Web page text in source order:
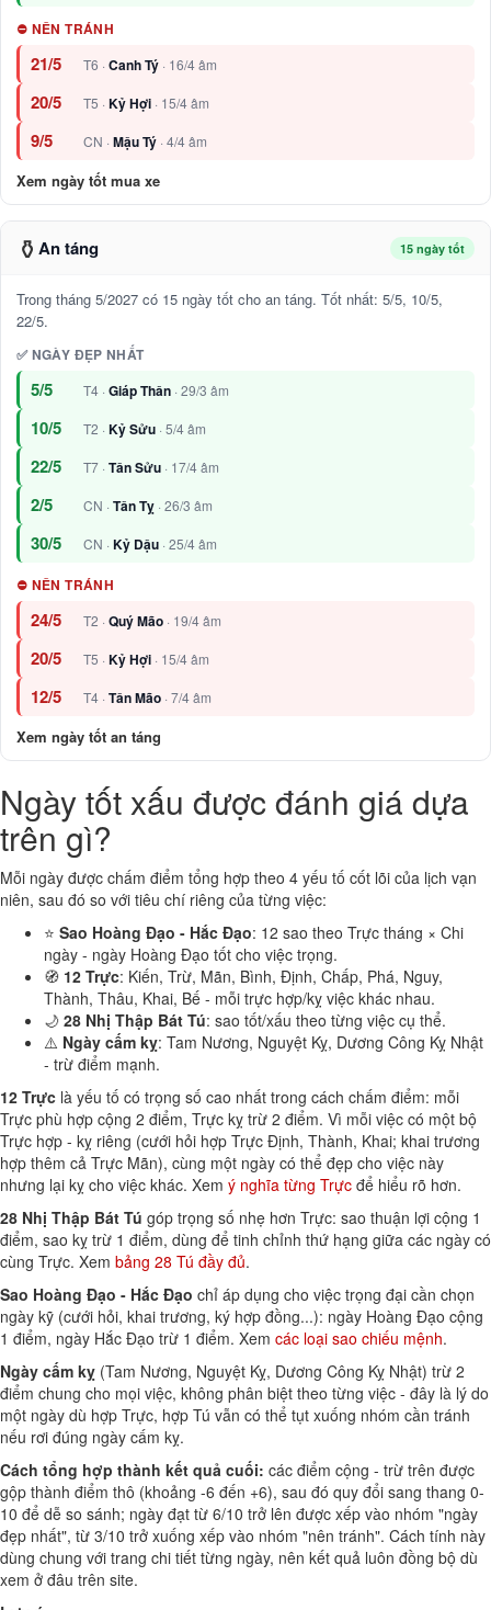
⛔ NÊN TRÁNH
21/5 T6 ·Canh Tý · 16/4 âm
20/5 T5 ·Kỷ Hợi · 15/4 âm
9/5 CN ·Mậu Tý · 4/4 âm
Xem ngày tốt mua xe
⚱️ An táng 15 ngày tốt
Trong tháng 5/2027 có 15 ngày tốt cho an táng. Tốt nhất: 5/5, 10/5,
22/5.
✅ NGÀY ĐẸP NHẤT
5/5 T4 · Giáp Thân · 29/3 âm
10/5 T2 · Kỷ Sửu · 5/4 âm
22/5 T7 · Tân Sửu · 17/4 âm
2/5 CN · Tân Tỵ · 26/3 âm
30/5 CN · Kỷ Dậu · 25/4 âm
⛔ NÊN TRÁNH
24/5 T2 ·Quý Mão · 19/4 âm
20/5 T5 ·Kỷ Hợi · 15/4 âm
12/5 T4 ·Tân Mão · 7/4 âm
Xem ngày tốt an táng
Ngày tốt xấu được đánh giá dựa
trên gì?
Mỗi ngày được chấm điểm tổng hợp theo 4 yếu tố cốt lõi của lịch vạn
niên, sau đó so với tiêu chí riêng của từng việc:
⭐ Sao Hoàng Đạo - Hắc Đạo: 12 sao theo Trực tháng × Chi
ngày - ngày Hoàng Đạo tốt cho việc trọng.
🧭 12 Trực: Kiến, Trừ, Mãn, Bình, Định, Chấp, Phá, Nguy,
Thành, Thâu, Khai, Bế - mỗi trực hợp/kỵ việc khác nhau.
🌙 28 Nhị Thập Bát Tú: sao tốt/xấu theo từng việc cụ thể.
⚠️ Ngày cấm kỵ: Tam Nương, Nguyệt Kỵ, Dương Công Kỵ Nhật
- trừ điểm mạnh.
12 Trực là yếu tố có trọng số cao nhất trong cách chấm điểm: mỗi
Trực phù hợp cộng 2 điểm, Trực kỵ trừ 2 điểm. Vì mỗi việc có một bộ
Trực hợp - kỵ riêng (cưới hỏi hợp Trực Định, Thành, Khai; khai trương
hợp thêm cả Trực Mãn), cùng một ngày có thể đẹp cho việc này
nhưng lại kỵ cho việc khác. Xem ý nghĩa từng Trực để hiểu rõ hơn.
28 Nhị Thập Bát Tú góp trọng số nhẹ hơn Trực: sao thuận lợi cộng 1
điểm, sao kỵ trừ 1 điểm, dùng để tinh chỉnh thứ hạng giữa các ngày có
cùng Trực. Xem bảng 28 Tú đầy đủ.
Sao Hoàng Đạo - Hắc Đạo chỉ áp dụng cho việc trọng đại cần chọn
ngày kỹ (cưới hỏi, khai trương, ký hợp đồng...): ngày Hoàng Đạo cộng
1 điểm, ngày Hắc Đạo trừ 1 điểm. Xem các loại sao chiếu mệnh.
Ngày cấm kỵ (Tam Nương, Nguyệt Kỵ, Dương Công Kỵ Nhật) trừ 2
điểm chung cho mọi việc, không phân biệt theo từng việc - đây là lý do
một ngày dù hợp Trực, hợp Tú vẫn có thể tụt xuống nhóm cần tránh
nếu rơi đúng ngày cấm kỵ.
Cách tổng hợp thành kết quả cuối: các điểm cộng - trừ trên được
gộp thành điểm thô (khoảng -6 đến +6), sau đó quy đổi sang thang 0-
10 để dễ so sánh; ngày đạt từ 6/10 trở lên được xếp vào nhóm "ngày
đẹp nhất", từ 3/10 trở xuống xếp vào nhóm "nên tránh". Cách tính này
dùng chung với trang chi tiết từng ngày, nên kết quả luôn đồng bộ dù
xem ở đâu trên site.